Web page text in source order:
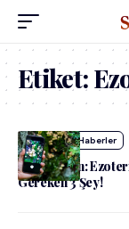
Etiket:
admin Diğer Haberler
Uzak Durun:
Gereken 3 Şey!